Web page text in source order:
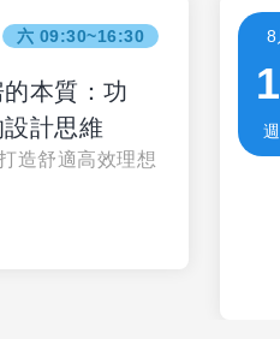
六 09:30~16:30
本質：功
計思維
造舒適高效理想
8